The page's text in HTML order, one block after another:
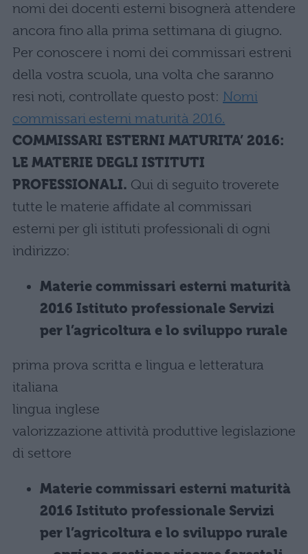
nomi dei docenti esterni bisognerà attendere
ancora fino alla prima settimana di giugno.
Per conoscere i nomi dei commissari estreni
della vostra scuola, una volta che saranno
resi noti, controllate questo post: Nomi
commissari esterni maturità 2016.
COMMISSARI ESTERNI MATURITA’ 2016:
LE MATERIE DEGLI ISTITUTI
PROFESSIONALI. Qui di seguito troverete
tutte le materie affidate al commissari
esterni per gli istituti professionali di ogni
indirizzo:
Materie commissari esterni maturità
2016 Istituto professionale Servizi
per l’agricoltura e lo sviluppo rurale
prima prova scritta e lingua e letteratura
italiana
lingua inglese
valorizzazione attività produttive legislazione
di settore
Materie commissari esterni maturità
2016 Istituto professionale Servizi
per l’agricoltura e lo sviluppo rurale